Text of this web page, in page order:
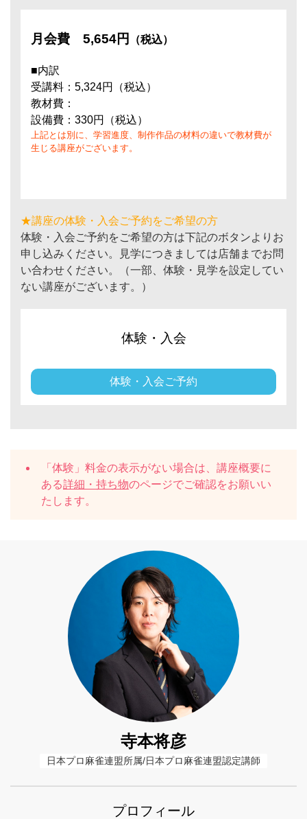
月会費 5,654円 （税込）
■内訳
受講料：5,324円（税込）
教材費：
設備費：330円（税込）
上記とは別に、学習進度、制作作品の材料の違いで教材費が
生じる講座がございます。
★講座の体験・入会ご予約をご希望の方
体験・入会ご予約をご希望の方は下記のボタンよりお
申し込みください。見学につきましては店舗までお問
い合わせください。（一部、体験・見学を設定してい
ない講座がございます。）
体験・入会
体験・入会ご予約
「体験」料金の表示がない場合は、講座概要に
ある詳細・持ち物のページでご確認をお願いい
たします。
寺本将彦
日本プロ麻雀連盟所属/日本プロ麻雀連盟認定講師
プロフィール